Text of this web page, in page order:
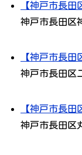
【神戸市長
神戸市長田区
【神戸市長
神戸市長田区
【神戸市長
神戸市長田区